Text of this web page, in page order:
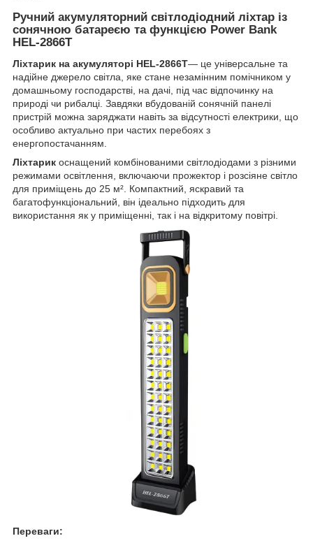
Ручний акумуляторний світлодіодний ліхтар із
сонячною батареєю та функцією Power Bank
HEL-2866T
Ліхтарик на акумуляторі HEL-2866T— це універсальне та
надійне джерело світла, яке стане незамінним помічником у
домашньому господарстві, на дачі, під час відпочинку на
природі чи рибалці. Завдяки вбудованій сонячній панелі
пристрій можна заряджати навіть за відсутності електрики, що
особливо актуально при частих перебоях з
енергопостачанням.
Ліхтарик оснащений комбінованими світлодіодами з різними
режимами освітлення, включаючи прожектор і розсіяне світло
для приміщень до 25 м². Компактний, яскравий та
багатофункціональний, він ідеально підходить для
використання як у приміщенні, так і на відкритому повітрі.
Переваги: